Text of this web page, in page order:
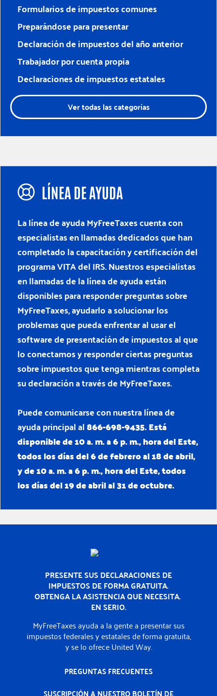
Formularios de impuestos comunes
Preparándose para presentar
Declaración de impuestos del año anterior
Trabajador por cuenta propia
Declaraciones de impuestos estatales
Ver todas las categorías
LÍNEA DE AYUDA
La línea de ayuda MyFreeTaxes cuenta con
especialistas en llamadas dedicados que han
completado la capacitación y certificación del
programa VITA del IRS. Nuestros especialistas
en llamadas de la línea de ayuda están
disponibles para responder preguntas sobre
MyFreeTaxes, ayudarlo a solucionar los
problemas que pueda enfrentar al usar el
software de presentación de impuestos al que
lo conectamos y responder ciertas preguntas
sobre impuestos que tenga mientras completa
su declaración a través de MyFreeTaxes.
Puede comunicarse con nuestra línea de
ayuda principal al866-698-9435. Está
disponible de 10 a. m. a 6 p. m., hora del Este,
todos los días del 6 de febrero al 18 de abril,
y de 10 a. m. a 6 p. m., hora del Este, todos
los días del 19 de abril al 31 de octubre.
PRESENTE SUS DECLARACIONES DE
IMPUESTOS DE FORMA GRATUITA.
OBTENGA LA ASISTENCIA QUE NECESITA.
EN SERIO.
MyFreeTaxes ayuda a la gente a presentar sus
impuestos federales y estatales de forma gratuita,
y se lo ofrece United Way.
PREGUNTAS FRECUENTES
SUSCRIPCIÓN A NUESTRO BOLETÍN DE